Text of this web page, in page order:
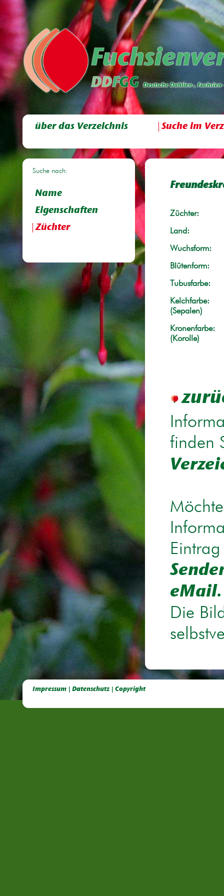
über das Verzeichnis Suche im
Suche nach:
Name
Eigenschaften
Züchter
Züchter:
Land:
Wuchsform:
Blütenform:
Tubusfarbe:
Kelchfarbe:
(Sepalen)
Kronenfarbe:
(Korolle)
finden
eMail.
Die
Impressum | Datenschutz | Copyright